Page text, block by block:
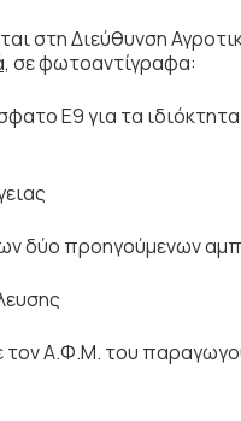
στη Διεύθυνση
σε φωτοαντίγραφα:
Ε9 για τα
δύο προηγούμενων
τον Α.Φ.Μ. του